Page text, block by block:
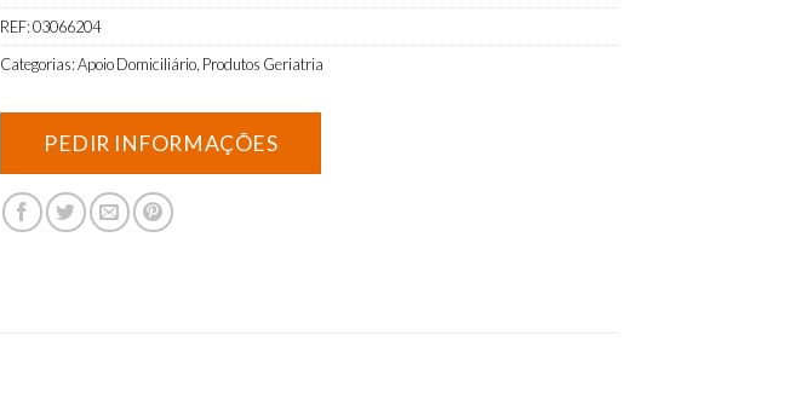
REF:03066204
Categorias:Apoio Domiciliário Produtos Geriatria